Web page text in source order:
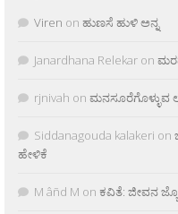
Viren on ಹುಣಸೆ ಹುಳಿ ಅನ್ನ
Janardhana Relekar on
rjnivah on ಮನಸೂರೆಗೊಳ್ಳುವ
Siddanagouda kalakeri on
ಹೇಳಿಕೆ
M âñd M on ಕವಿತೆ: ಜೀವನ